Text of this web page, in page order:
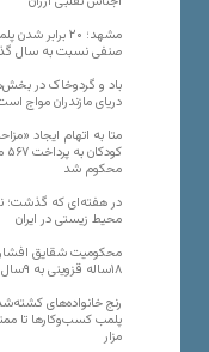
مشهد؛ ۲۰ برابر
صنفی نسبت به سال
باد و گردوخاک در
دریای مازندران مواج
متا به اتهام ایجاد
محکوم شد
در هفته‌ای که گذشت؛
محیط زیستی در ایران
محکومیت شقایق
۱۸ساله قزوینی به ۹سال حبس
رنج خانواده‌های
پلمب کسب‌وکارها تا
مزار